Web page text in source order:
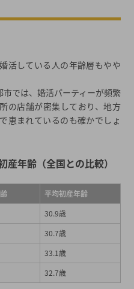
デートで相手の最悪な性格が
心に決めたものの撃沈！
体験談
を活かして結婚相談所へ
夫と出会いました。
所を検索
活している人の年齢層もやや
では、婚活パーティーが頻繁
の店舗が密集しており、地方
恵まれているのも確かでしょ
年齢（全国との比較）
平均初産年齢
30.9歳
30.7歳
33.1歳
32.7歳